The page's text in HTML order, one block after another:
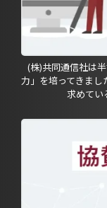
(株)共同通信社は
力」を培ってきま
求めてい